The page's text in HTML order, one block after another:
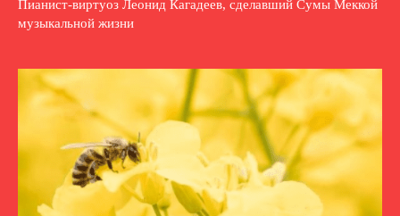
Пианист-виртуоз Леонид Кагадеев, сделавший Сумы Меккой
музыкальной жизни